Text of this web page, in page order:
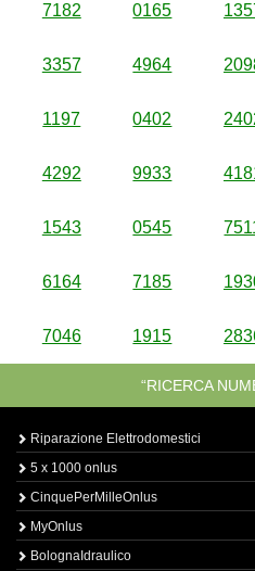
7182 0165
3357 4964
1197 0402
4292 9933
1543 0545
6164 7185
7046 1915
“RICERCA
Riparazione Elettrodomestici
5 x 1000 onlus
CinquePerMilleOnlus
MyOnlus
BolognaIdraulico